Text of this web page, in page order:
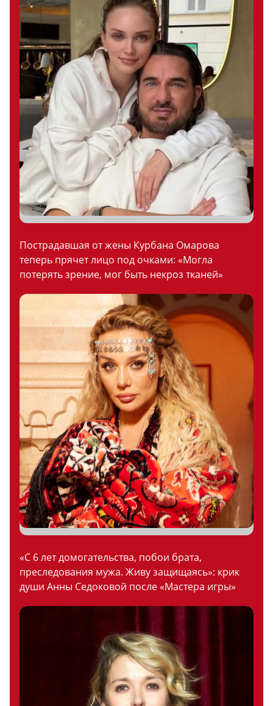
Пострадавшая от жены Курбана Омарова
теперь прячет лицо под очками: «Могла
потерять зрение, мог быть некроз тканей»
«С 6 лет домогательства, побои брата,
преследования мужа. Живу защищаясь»: крик
души Анны Седоковой после «Мастера игры»